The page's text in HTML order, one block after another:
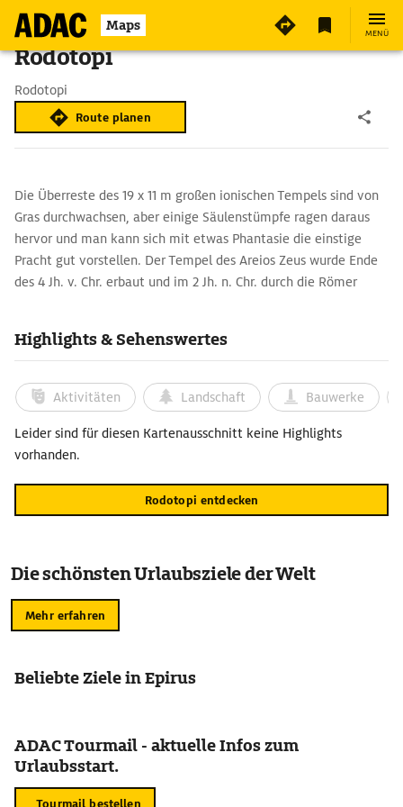
Maps MENÜ
Rodotopi
Rodotopi
Route planen
Die Überreste des 19 x 11 m großen ionischen Tempels sind von
Gras durchwachsen, aber einige Säulenstümpfe ragen daraus
hervor und man kann sich mit etwas Phantasie die einstige
Pracht gut vorstellen. Der Tempel des Areios Zeus wurde Ende
des 4 Jh. v. Chr. erbaut und im 2 Jh. n. Chr. durch die Römer
gefunden wurde.
Highlights & Sehenswertes
Aktivitäten Landschaft Bauwerke
Leider sind für diesen Kartenausschnitt keine Highlights
vorhanden.
Rodotopi entdecken
Die schönsten Urlaubsziele der Welt
Mehr erfahren
Beliebte Ziele in Epirus
ADAC Tourmail - aktuelle Infos zum
Urlaubsstart.
Tourmail bestellen